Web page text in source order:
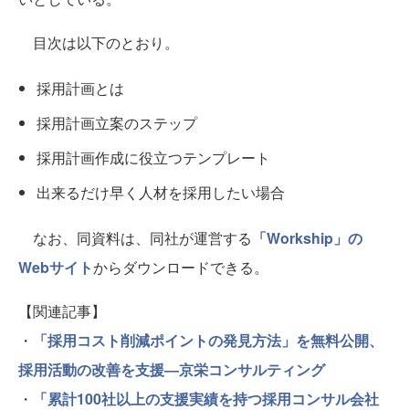
目次は以下のとおり。
採用計画とは
採用計画立案のステップ
採用計画作成に役立つテンプレート
出来るだけ早く人材を採用したい場合
なお、同資料は、同社が運営する 「Workship」の
Webサイトからダウンロードできる。
【関連記事】
・
「採用コスト削減ポイントの発見方法」を無料公開、
採用活動の改善を支援―京栄コンサルティング
・
「累計100社以上の支援実績を持つ採用コンサル会社